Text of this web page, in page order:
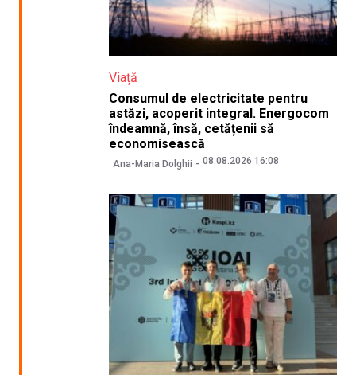
Viață
Consumul de electricitate pentru
astăzi, acoperit integral. Energocom
îndeamnă, însă, cetățenii să
economisească
Ana-Maria Dolghii 08.08.2026 16:08